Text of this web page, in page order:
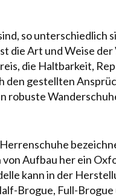
so unter­schied­lich
die Art und Weise
, die Haltbarkeit,
den gestellten
robuste
vonAufbau her ein
kann in der
Brogue, Full-Brogue